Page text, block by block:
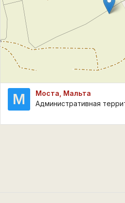
М
Моста, Мальта
Административная